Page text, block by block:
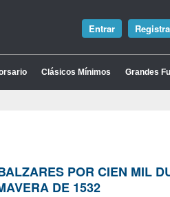
Entrar
Clásicos Mínimos Grandes
POR CIEN MIL
DE 1532